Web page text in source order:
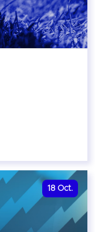
18 Oct.